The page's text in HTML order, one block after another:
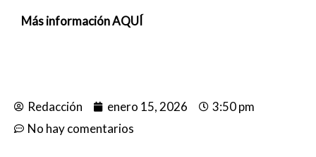
Más información AQUÍ
Redacción enero 15, 2026
3:50 pm
No hay comentarios